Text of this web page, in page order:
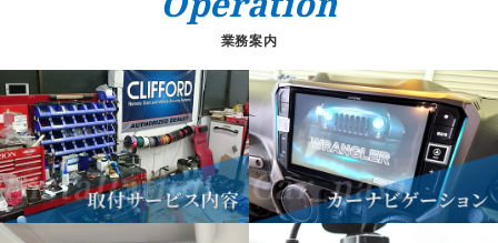
業務案内